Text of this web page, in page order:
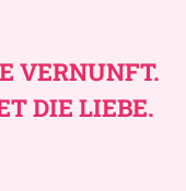
VERNUNFT.
DIE LIEBE.